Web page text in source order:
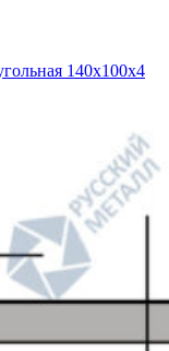
140х100х4